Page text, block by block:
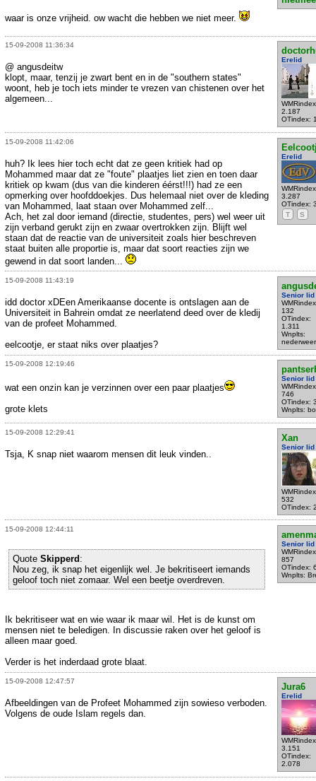
waar is onze vrijheid. ow wacht die hebben we niet meer.
15-09-2008 11:36:34
Erelid
2.187
OTindex:
@ angusdeitw
klopt, maar, tenzij je zwart bent en in de "southern states"
woont, heb je toch iets minder te vrezen van chistenen over het
algemeen...
15-09-2008 11:42:06
Erelid
3.287
OTindex:
T
S
huh? Ik lees hier toch echt dat ze geen kritiek had op
Mohammed maar dat ze "foute" plaatjes liet zien en toen daar
kritiek op kwam (dus van die kinderen éérst!!!) had ze een
opmerking over hoofddoekjes. Dus helemaal niet over de kleding
van Mohammed, laat staan over Mohammed zelf...
Ach, het zal door iemand (directie, studentes, pers) wel weer uit
zijn verband gerukt zijn en zwaar overtrokken zijn. Blijft wel
staan dat de reactie van de universiteit zoals hier beschreven
staat buiten alle proportie is, maar dat soort reacties zijn we
gewend in dat soort landen...
15-09-2008 11:43:19
Senior lid
132
OTindex:
1.311
Wnplts:
idd doctor xDEen Amerikaanse docente is ontslagen aan de
Universiteit in Bahrein omdat ze neerlatend deed over de kledij
van de profeet Mohammed.
eelcootje, er staat niks over plaatjes?
15-09-2008 12:19:46
Senior lid
746
OTindex:
Wnplts:
wat een onzin kan je verzinnen over een paar plaatjes
grote klets
15-09-2008 12:29:41
Xan
Senior lid
532
OTindex:
Tsja, K snap niet waarom mensen dit leuk vinden..
15-09-2008 12:44:11
Senior lid
857
OTindex:
Wnplts:
Quote Skipperd :
Nou zeg, ik snap het eigenlijk wel. Je bekritiseert iemands
geloof toch niet zomaar. Wel een beetje overdreven.
Ik bekritiseer wat en wie waar ik maar wil. Het is de kunst om
mensen niet te beledigen. In discussie raken over het geloof is
alleen maar goed.
Verder is het inderdaad grote blaat.
15-09-2008 12:47:57
Jura6
Erelid
3.151
OTindex:
2.078
Afbeeldingen van de Profeet Mohammed zijn sowieso verboden.
Volgens de oude Islam regels dan.